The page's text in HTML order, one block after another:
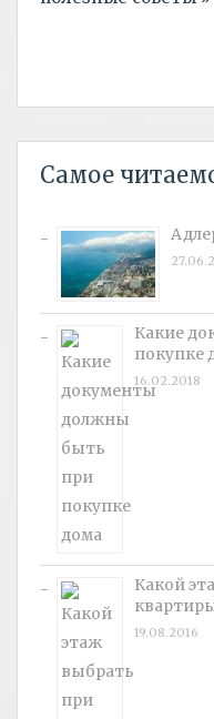
Самое
Какие
покупке
16.02.2018
Какой
19.08.2016